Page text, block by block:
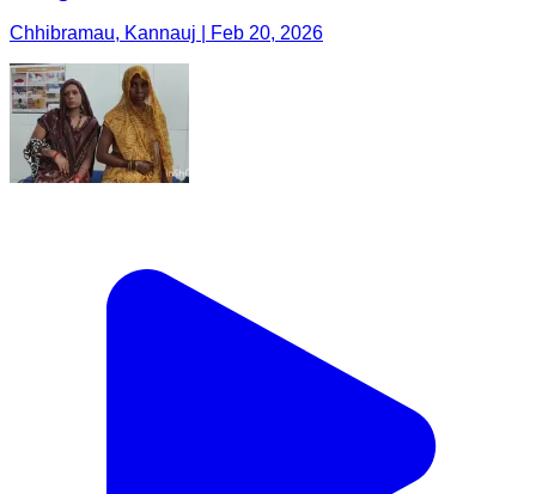
Chhibramau, Kannauj | Feb 20, 2026